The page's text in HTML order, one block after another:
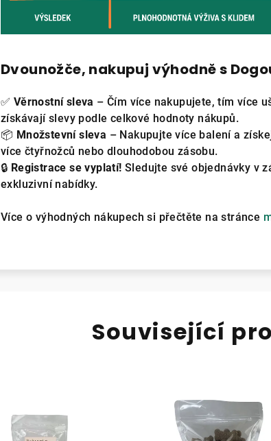
Dvounožče, nakupuj výhodně s
✅ Věrnostní sleva – Čím více nakupujete, tím více
získávají slevy podle celkové hodnoty nákupů.
📦 Množstevní sleva – Nakupujte více balení a
více čtyřnožců nebo dlouhodobou zásobu.
🔒 Registrace se vyplatí! Sledujte své objednávky v
exkluzivní nabídky.
Více o výhodných nákupech si přečtěte na stránce
Související